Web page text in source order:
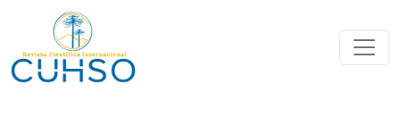
La continuidad cultural en el Wallmapu: Reflexiones